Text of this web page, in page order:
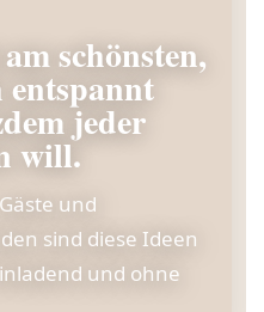
schönsten,
entspannt
jeder
will.
und
sind diese Ideen
und ohne